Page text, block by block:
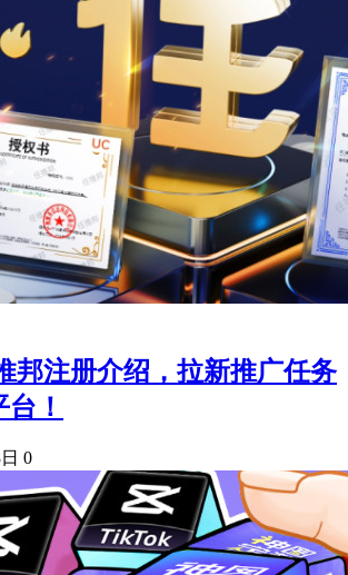
邦注册介绍，拉新推广任务
！
0